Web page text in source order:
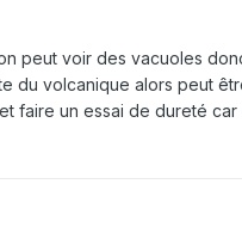
peut voir des vacuoles
du volcanique alors peut
faire un essai de dureté